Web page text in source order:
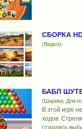
СБОРКА
(Видео)
БАБЛ
(Шарики, Для
В этой игре
ходов.